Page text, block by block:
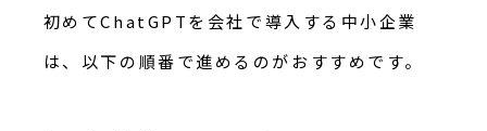
初めてChatGPTを会社で導入する中小企業
は、以下の順番で進めるのがおすすめです。